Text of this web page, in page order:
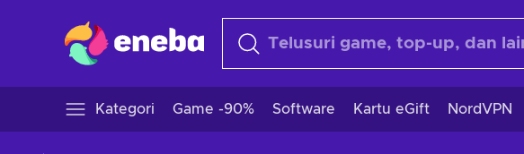
Kategori Game -90% Software Kartu eGift NordVPN